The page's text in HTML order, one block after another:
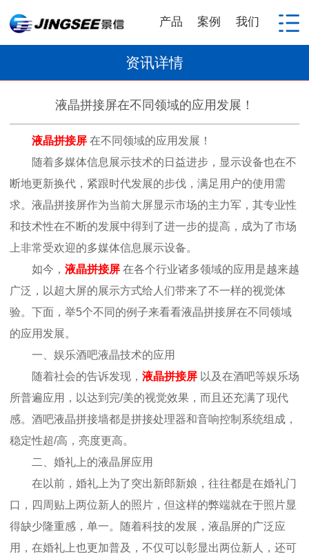
产品 案例 我们
资讯详情
液晶拼接屏在不同领域的应用发展！
液晶拼接屏 在不同领域的应用发展！
随着多媒体信息展示技术的日益进步，显示设备也在不
断地更新换代，紧跟时代发展的步伐，满足用户的使用需
求。液晶拼接屏作为当前大屏显示市场的主力军，其专业性
和技术性在不断的发展中得到了进一步的提高，成为了市场
上非常受欢迎的多媒体信息展示设备。
如今， 液晶拼接屏 在各个行业诸多领域的应用是越来越
广泛，以超大屏的展示方式给人们带来了不一样的视觉体
验。下面，举5个不同的例子来看看液晶拼接屏在不同领域
的应用发展。
一、娱乐酒吧液晶技术的应用
随着社会的告诉发现， 液晶拼接屏 以及在酒吧等娱乐场
所普遍应用，以达到完/美的视觉效果，而且还充满了现代
感。酒吧液晶拼接墙都是拼接处理器和音响控制系统组成，
稳定性超/高，亮度更高。
二、婚礼上的液晶屏应用
在以前，婚礼上为了突出新郎新娘，往往都是在婚礼门
口，四周贴上两位新人的照片，但这样的弊端就在于照片显
得缺少隆重感，单一。随着科技的发展，液晶屏的广泛应
用，在婚礼上也更加普及，不仅可以彰显出两位新人，还可